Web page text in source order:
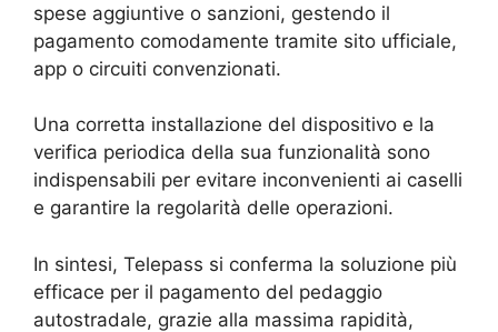
spese aggiuntive o sanzioni, gestendo il
pagamento comodamente tramite sito ufficiale,
app o circuiti convenzionati.
Una corretta installazione del dispositivo e la
verifica periodica della sua funzionalità sono
indispensabili per evitare inconvenienti ai caselli
e garantire la regolarità delle operazioni.
In sintesi, Telepass si conferma la soluzione più
efficace per il pagamento del pedaggio
autostradale, grazie alla massima rapidità,